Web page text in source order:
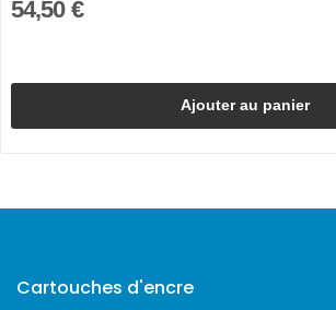
54,50 €
Ajouter au panier
Cartouches d'encre